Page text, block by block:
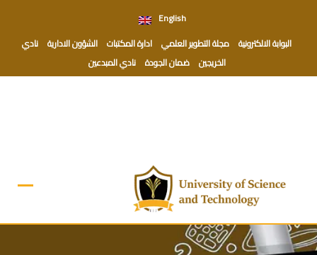
content
English
البوابة الالكترونية مجلة التطوير العلمي ادارة المكتبات الشؤون الادارية نادي
الخريجين ضمان الجودة نادي المبدعين